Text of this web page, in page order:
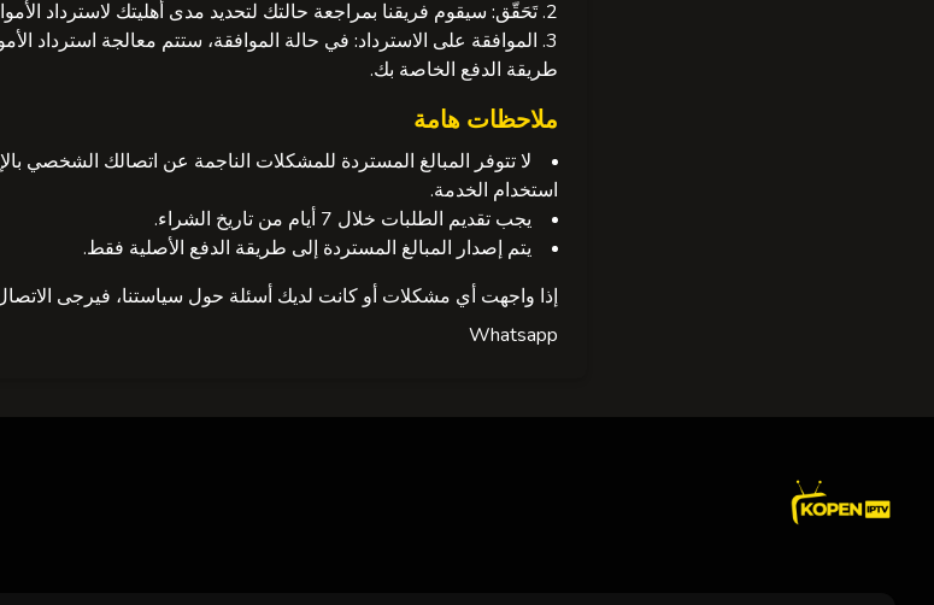
تَحَقّق: سيقوم فريقنا بمراجعة حالتك لتحديد مدى أهليتك لاسترداد
الموافقة على الاسترداد: في حالة الموافقة، ستتم معالجة استرداد
طريقة الدفع الخاصة بك.
ملاحظات هامة
لا تتوفر المبالغ المستردة للمشكلات الناجمة عن اتصالك الشخصي
استخدام الخدمة.
يجب تقديم الطلبات خلال 7 أيام من تاريخ الشراء.
يتم إصدار المبالغ المستردة إلى طريقة الدفع الأصلية فقط.
إذا واجهت أي مشكلات أو كانت لديك أسئلة حول سياستنا، فيرجى
Whatsapp